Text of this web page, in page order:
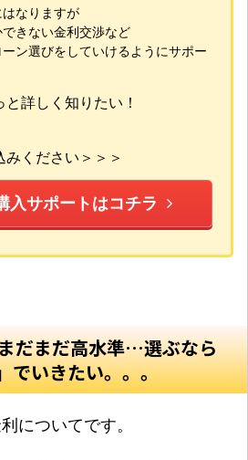
なりますが
きない金利交渉など
ン選びをしていけるようにサポー
詳しく知りたい！
みください＞＞＞
入サポートはコチラ
だまだ高水準…選ぶなら
でいきたい。。。
についてです。